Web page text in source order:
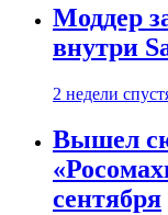
Моддер
внутри
2 недели
Вышел
сентября